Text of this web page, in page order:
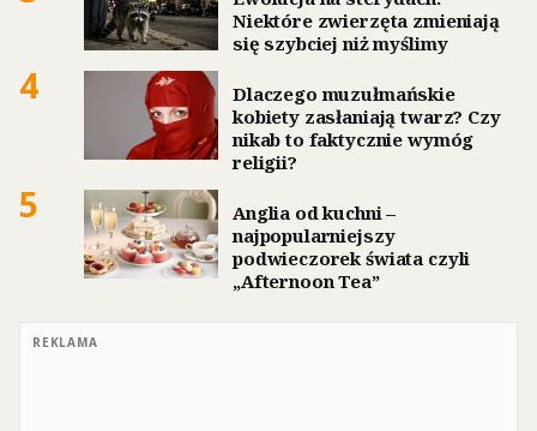
Niektóre zwierzęta zmieniają
się szybciej niż myślimy
4
Dlaczego muzułmańskie
kobiety zasłaniają twarz? Czy
nikab to faktycznie wymóg
religii?
5
Anglia od kuchni –
najpopularniejszy
podwieczorek świata czyli
„Afternoon Tea”
REKLAMA